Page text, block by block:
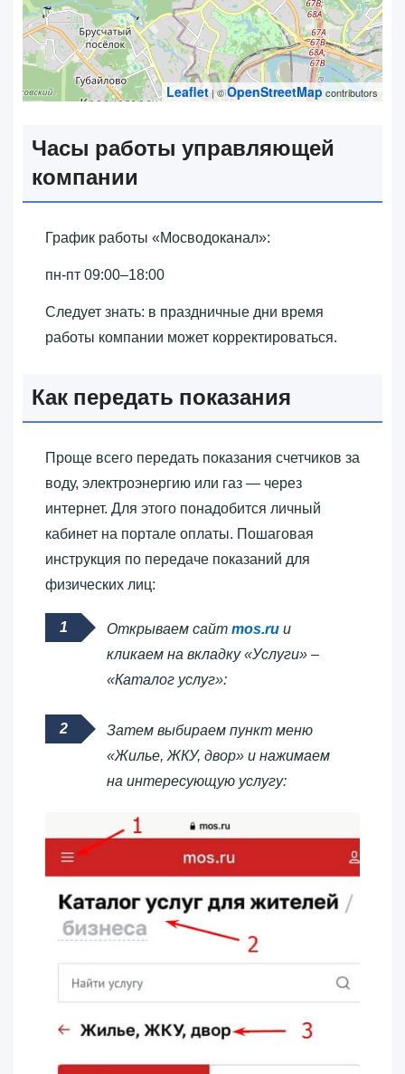
Leaflet| ©OpenStreetMapcontributors
Часы работы управляющей
компании
График работы «‎Мосводоканал»‎:
пн-пт 09:00–18:00
Следует знать: в праздничные дни время
работы компании может корректироваться.
Как передать показания
Проще всего передать показания счетчиков за
воду, электроэнергию или газ — через
интернет. Для этого понадобится личный
кабинет на портале оплаты. Пошаговая
инструкция по передаче показаний для
физических лиц:
Открываем сайт mos.ru и
кликаем на вкладку «Услуги» –
«Каталог услуг»:
Затем выбираем пункт меню
«Жилье, ЖКУ, двор» и нажимаем
на интересующую услугу: